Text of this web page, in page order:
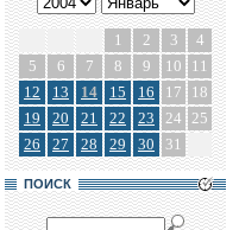
1 2 3
4
5
6 7 8 9 10
11
12
13 14 15 16 17
18
19
20 21 22 23 24 25
26
27 28 29 30 31
ПОИСК